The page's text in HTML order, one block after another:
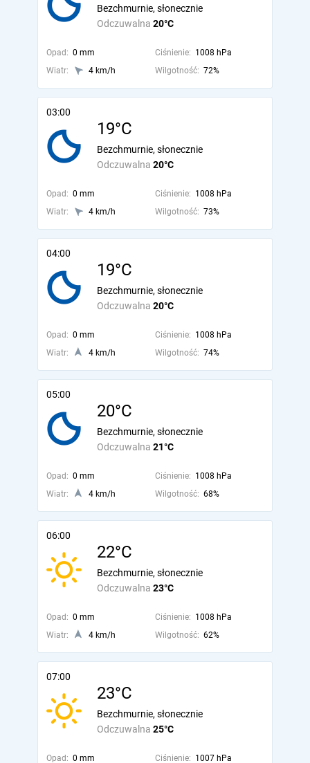
Odczuwalna 20°C
Bezchmurnie, słonecznie
Opad: 0 mm Ciśnienie: 1008 hPa
Wiatr:
4 km/h Wilgotność: 72%
03:00
19°C
Odczuwalna 20°C
Bezchmurnie, słonecznie
Opad: 0 mm Ciśnienie: 1008 hPa
Wiatr:
4 km/h Wilgotność: 73%
04:00
19°C
Odczuwalna 20°C
Bezchmurnie, słonecznie
Opad: 0 mm Ciśnienie: 1008 hPa
Wiatr:
4 km/h Wilgotność: 74%
05:00
20°C
Odczuwalna 21°C
Bezchmurnie, słonecznie
Opad: 0 mm Ciśnienie: 1008 hPa
Wiatr:
4 km/h Wilgotność: 68%
06:00
22°C
Odczuwalna 23°C
Bezchmurnie, słonecznie
Opad: 0 mm Ciśnienie: 1008 hPa
Wiatr:
4 km/h Wilgotność: 62%
07:00
23°C
Odczuwalna 25°C
Bezchmurnie, słonecznie
Opad: 0 mm Ciśnienie: 1007 hPa